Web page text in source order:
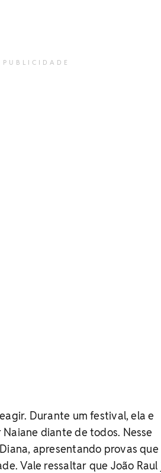
Durante um festival, ela e
diante de todos. Nesse
apresentando provas que
Vale ressaltar que João Raul